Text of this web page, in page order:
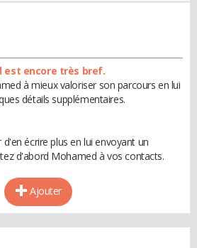
est encore très bref.
à mieux valoriser son parcours en lui
détails supplémentaires.
écrire plus en lui envoyant un
d'abord Mohamed à vos contacts.
Ajouter